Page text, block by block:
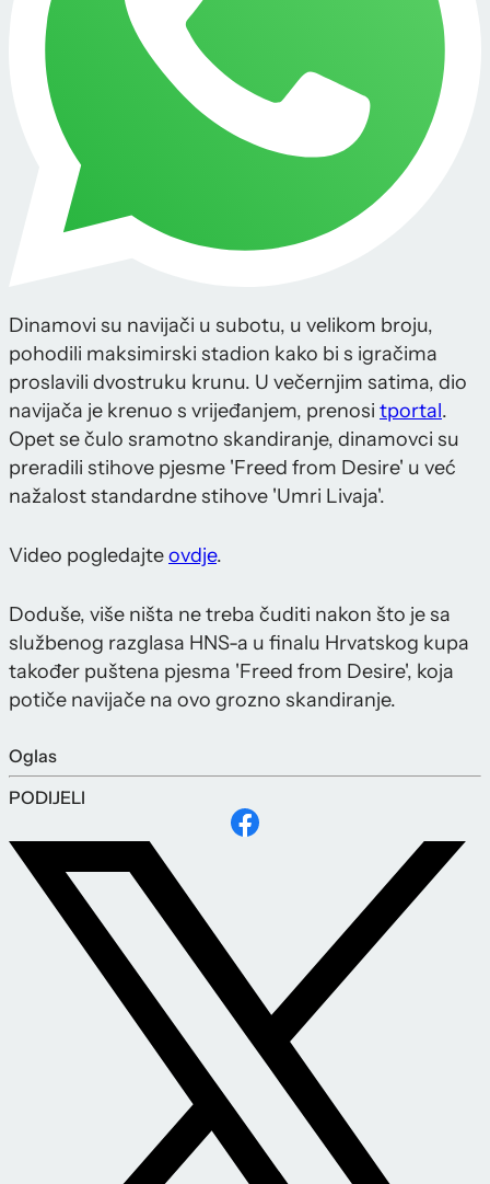
Dinamovi su navijači u subotu, u velikom broju,
pohodili maksimirski stadion kako bi s igračima
proslavili dvostruku krunu. U večernjim satima, dio
navijača je krenuo s vrijeđanjem, prenosi tportal.
Opet se čulo sramotno skandiranje, dinamovci su
preradili stihove pjesme 'Freed from Desire' u već
nažalost standardne stihove 'Umri Livaja'.
Video pogledajteovdje.
Doduše, više ništa ne treba čuditi nakon što je sa
službenog razglasa HNS-a u finalu Hrvatskog kupa
također puštena pjesma 'Freed from Desire', koja
potiče navijače na ovo grozno skandiranje.
Oglas
PODIJELI